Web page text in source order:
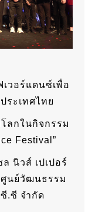
วอร์แดนซ์เพื่อ
ระเทศไทย
ลกในกิจกรรม
Festival”
นิวส์ เปเปอร์
ศูนย์วัฒนธรรม
.ซี จำกัด